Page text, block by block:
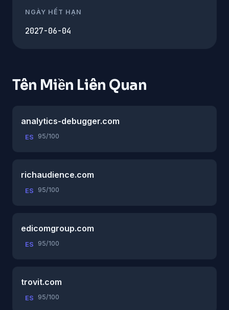
NGÀY HẾT HẠN
2027-06-04
Tên Miền Liên Quan
analytics-debugger.com
ES 95/100
richaudience.com
ES 95/100
edicomgroup.com
ES 95/100
trovit.com
ES 95/100